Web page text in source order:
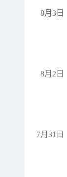
8月3日
8月2日
7月31日